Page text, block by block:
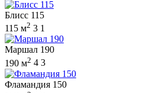
Блисс 115
115 м2 3 1
Маршал 190
190 м2 4 3
Фламандия 150